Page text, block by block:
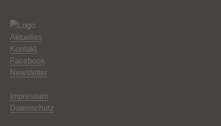
Aktuelles
Kontakt
Facebook
Newsletter
Impressum
Datenschutz